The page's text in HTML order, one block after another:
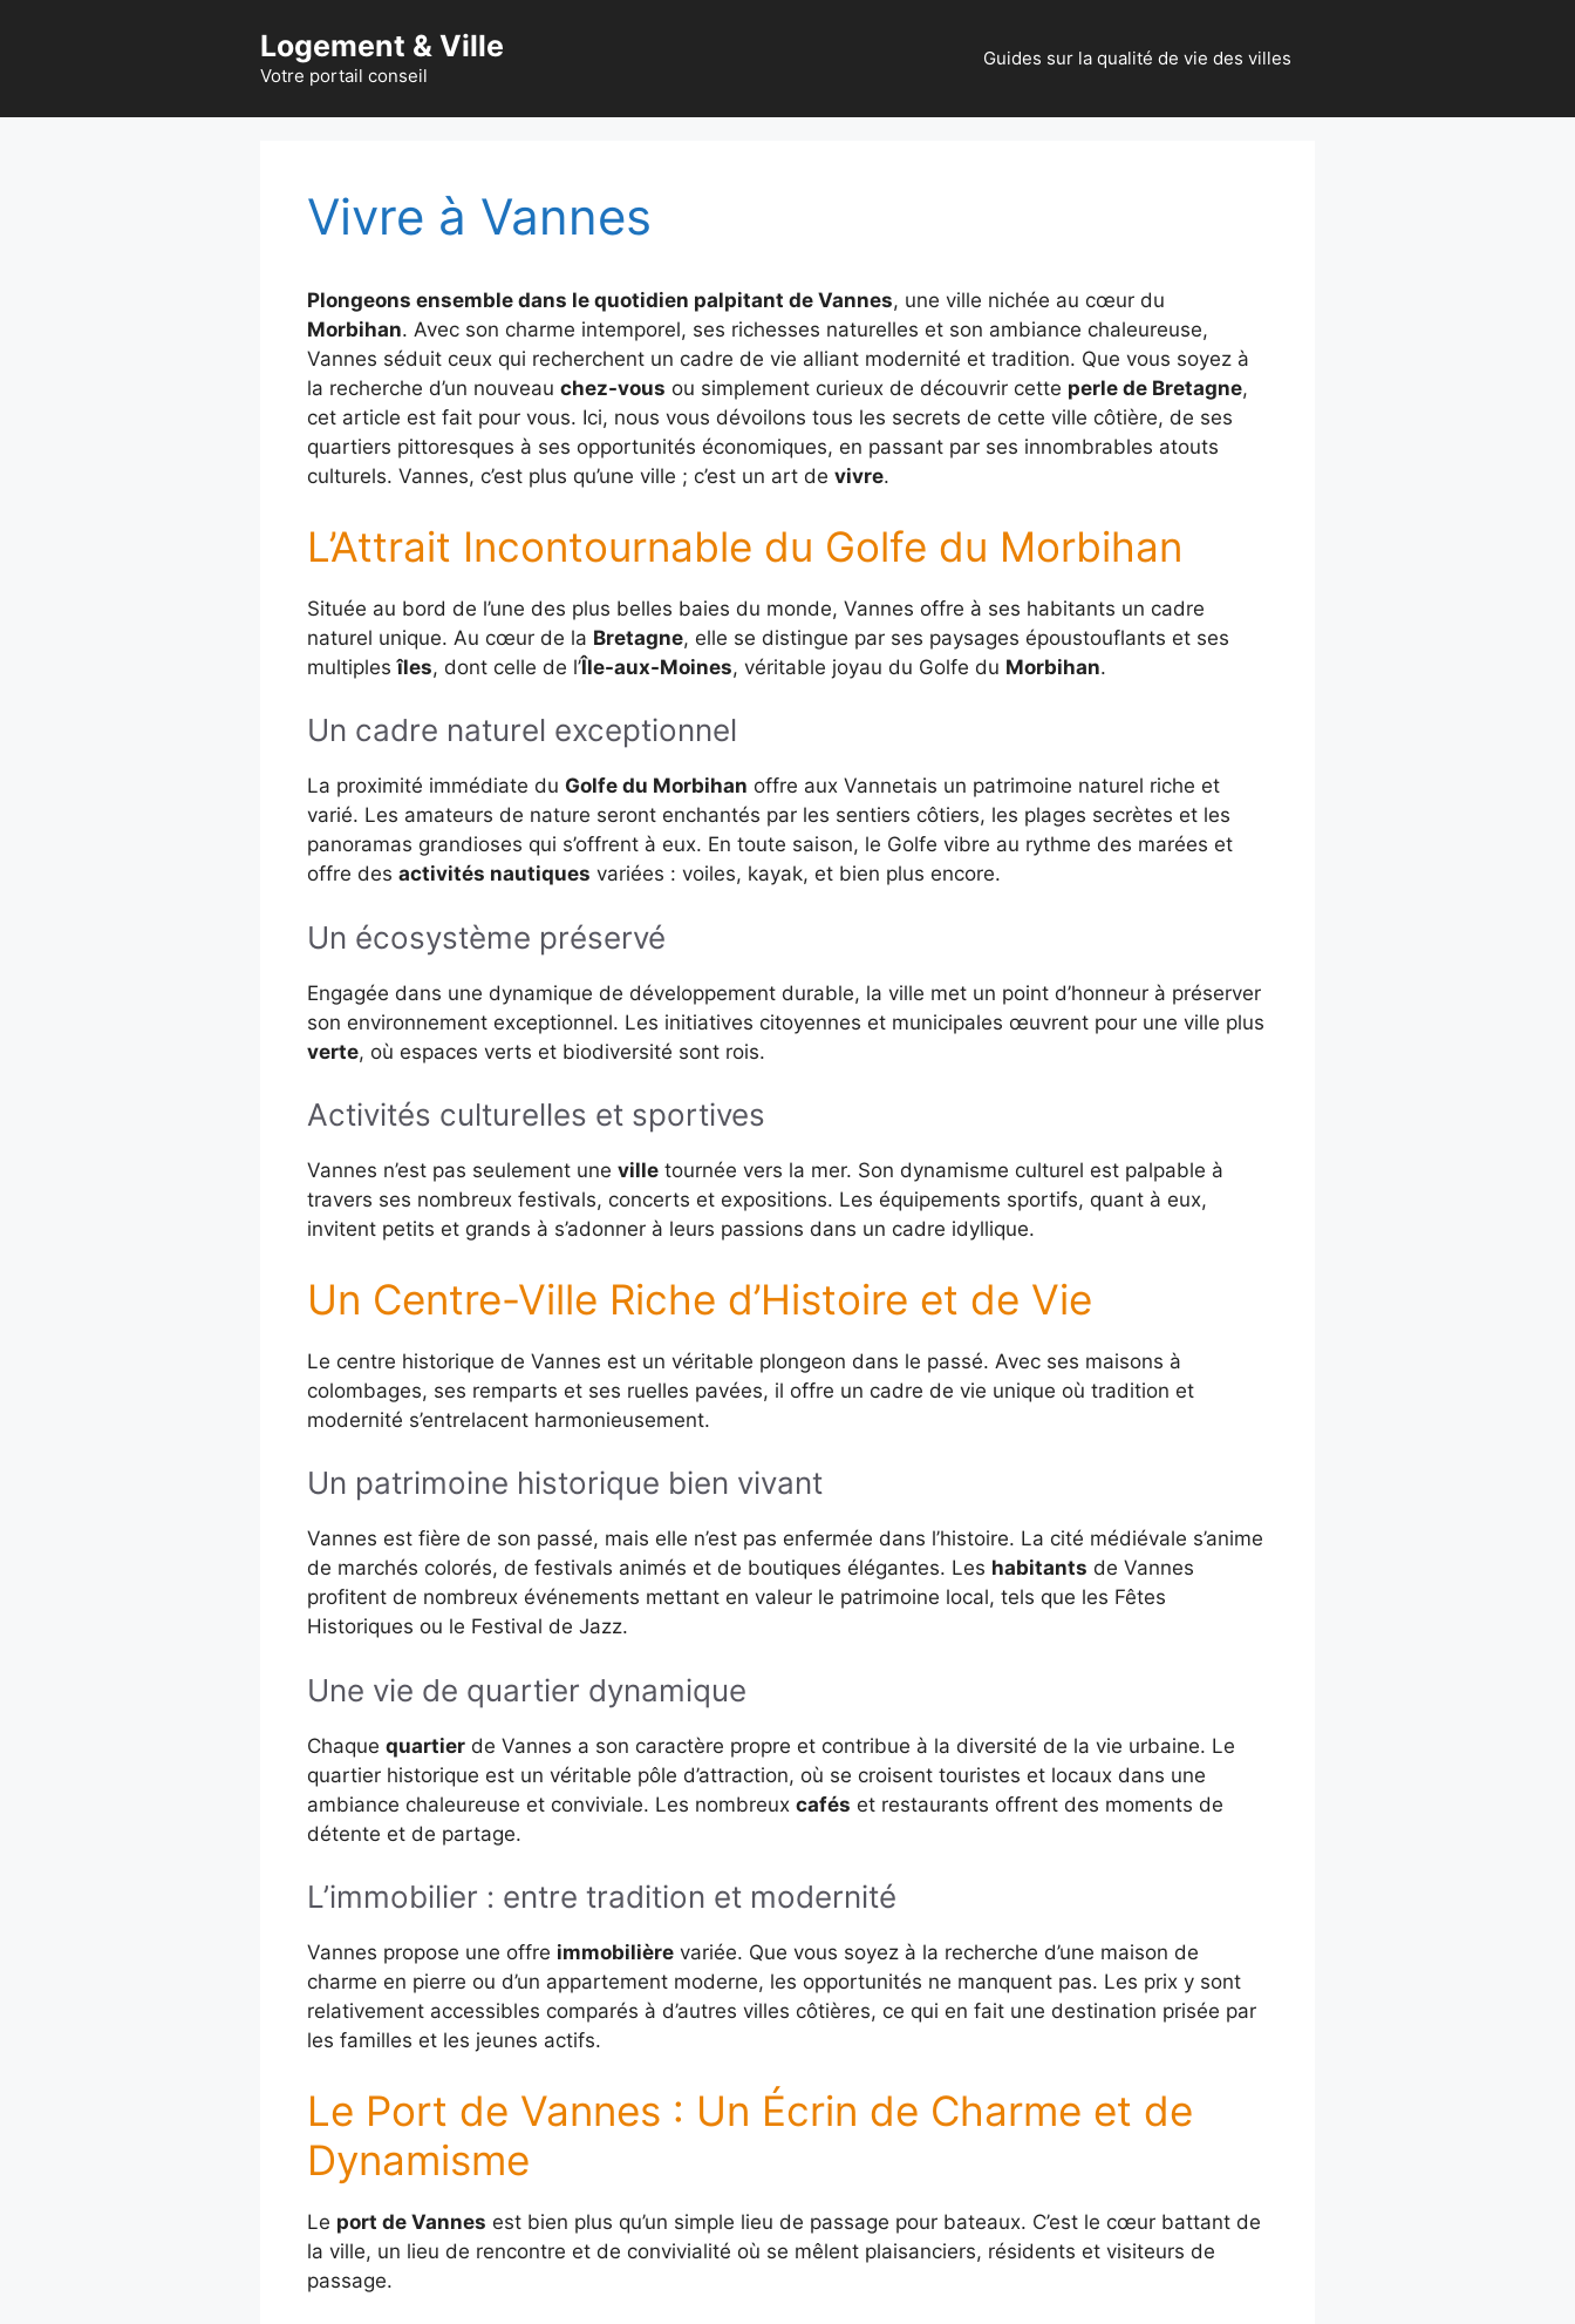
Logement & Ville
Votre portail conseil
Guides sur la qualité de vie des villes
Vivre à Vannes
Plongeons ensemble dans le quotidien palpitant de Vannes, une ville nichée au cœur du
Morbihan. Avec son charme intemporel, ses richesses naturelles et son ambiance chaleureuse,
Vannes séduit ceux qui recherchent un cadre de vie alliant modernité et tradition. Que vous soyez à
la recherche d’un nouveau chez-vous ou simplement curieux de découvrir cette perle de Bretagne,
cet article est fait pour vous. Ici, nous vous dévoilons tous les secrets de cette ville côtière, de ses
quartiers pittoresques à ses opportunités économiques, en passant par ses innombrables atouts
culturels. Vannes, c’est plus qu’une ville ; c’est un art de vivre.
L’Attrait Incontournable du Golfe du Morbihan
Située au bord de l’une des plus belles baies du monde, Vannes offre à ses habitants un cadre
naturel unique. Au cœur de la Bretagne, elle se distingue par ses paysages époustouflants et ses
multiplesîles, dont celle de l’Île-aux-Moines, véritable joyau du Golfe du Morbihan.
Un cadre naturel exceptionnel
La proximité immédiate du Golfe du Morbihan offre aux Vannetais un patrimoine naturel riche et
varié. Les amateurs de nature seront enchantés par les sentiers côtiers, les plages secrètes et les
panoramas grandioses qui s’offrent à eux. En toute saison, le Golfe vibre au rythme des marées et
offre des activités nautiques variées : voiles, kayak, et bien plus encore.
Un écosystème préservé
Engagée dans une dynamique de développement durable, la ville met un point d’honneur à préserver
son environnement exceptionnel. Les initiatives citoyennes et municipales œuvrent pour une ville plus
verte, où espaces verts et biodiversité sont rois.
Activités culturelles et sportives
Vannes n’est pas seulement une ville tournée vers la mer. Son dynamisme culturel est palpable à
travers ses nombreux festivals, concerts et expositions. Les équipements sportifs, quant à eux,
invitent petits et grands à s’adonner à leurs passions dans un cadre idyllique.
Un Centre-Ville Riche d’Histoire et de Vie
Le centre historique de Vannes est un véritable plongeon dans le passé. Avec ses maisons à
colombages, ses remparts et ses ruelles pavées, il offre un cadre de vie unique où tradition et
modernité s’entrelacent harmonieusement.
Un patrimoine historique bien vivant
Vannes est fière de son passé, mais elle n’est pas enfermée dans l’histoire. La cité médiévale s’anime
de marchés colorés, de festivals animés et de boutiques élégantes. Les habitants de Vannes
profitent de nombreux événements mettant en valeur le patrimoine local, tels que les Fêtes
Historiques ou le Festival de Jazz.
Une vie de quartier dynamique
Chaque quartier de Vannes a son caractère propre et contribue à la diversité de la vie urbaine. Le
quartier historique est un véritable pôle d’attraction, où se croisent touristes et locaux dans une
ambiance chaleureuse et conviviale. Les nombreux cafés et restaurants offrent des moments de
détente et de partage.
L’immobilier : entre tradition et modernité
Vannes propose une offre immobilière variée. Que vous soyez à la recherche d’une maison de
charme en pierre ou d’un appartement moderne, les opportunités ne manquent pas. Les prix y sont
relativement accessibles comparés à d’autres villes côtières, ce qui en fait une destination prisée par
les familles et les jeunes actifs.
Le Port de Vannes : Un Écrin de Charme et de
Dynamisme
Le port de Vannes est bien plus qu’un simple lieu de passage pour bateaux. C’est le cœur battant de
la ville, un lieu de rencontre et de convivialité où se mêlent plaisanciers, résidents et visiteurs de
passage.